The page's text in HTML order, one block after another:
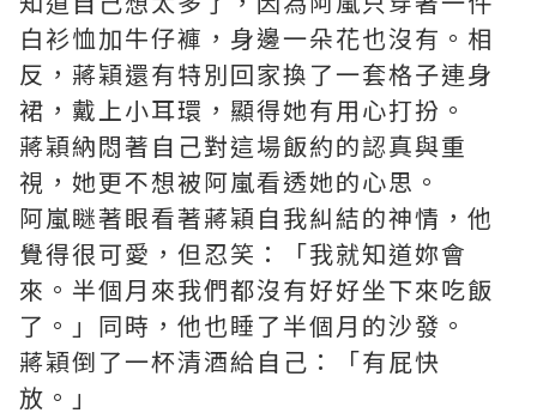
白衫恤加牛仔褲，身邊一朵花也沒有。相
反，蔣穎還有特別回家換了一套格子連身
裙，戴上小耳環，顯得她有用心打扮。
蔣穎納悶著自己對這場飯約的認真與重
視，她更不想被阿嵐看透她的心思。
阿嵐瞇著眼看著蔣穎自我糾結的神情，他
覺得很可愛，但忍笑：「我就知道妳會
來。半個月來我們都沒有好好坐下來吃飯
了。」同時，他也睡了半個月的沙發。
蔣穎倒了一杯清酒給自己：「有屁快
放。」